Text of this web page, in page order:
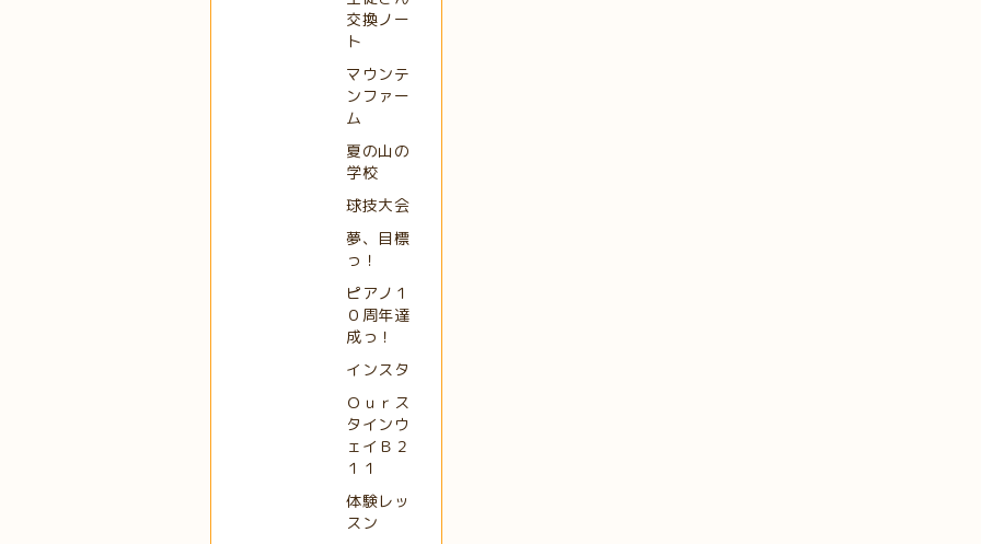
交換ノー
ト
マウンテ
ンファー
ム
夏の山の
学校
球技大会
夢、目標
っ！
ピアノ１
０周年達
成っ！
インスタ
Ｏｕｒス
タインウ
ェイＢ２
１１
体験レッ
スン